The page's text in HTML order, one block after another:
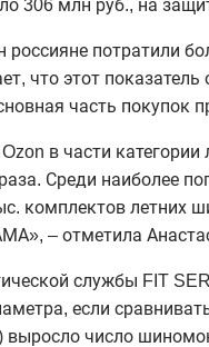
306 млн руб., на
россияне потратили
что этот
часть покупок
Ozon в части
Среди наиболее
комплектов летних
– отметила
службы FIT
если
выросло число